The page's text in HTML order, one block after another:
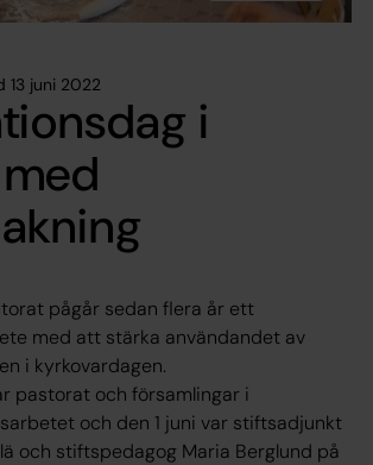
13 juni 2022
i
pågår sedan flera år ett
med att stärka användandet av
i kyrkovardagen.
pastorat och församlingar i
och den 1 juni var stiftsadjunkt
och stiftspedagog Maria Berglund på